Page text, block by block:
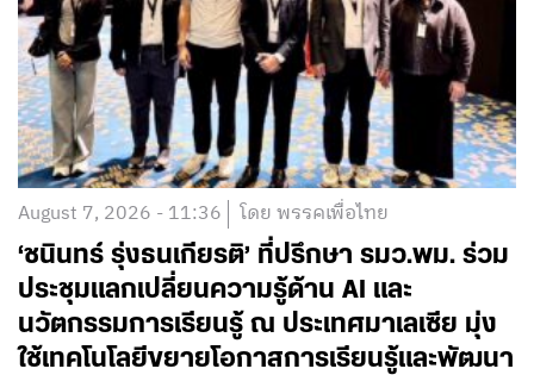
August 7, 2026 - 11:36 โดย พรรคเพื่อไทย
‘ชนินทร์ รุ่งธนเกียรติ’ ที่ปรึกษา รมว.พม. ร่วม
ประชุมแลกเปลี่ยนความรู้ด้าน AI และ
นวัตกรรมการเรียนรู้ ณ ประเทศมาเลเซีย มุ่ง
ใช้เทคโนโลยีขยายโอกาสการเรียนรู้และพัฒนา